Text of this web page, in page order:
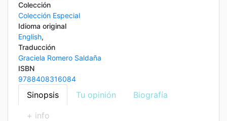
Colección
Colección Especial
Idioma original
English,
Traducción
Graciela Romero Saldaña
ISBN
9788408316084
Sinopsis Tu opinión Biografía
+ info